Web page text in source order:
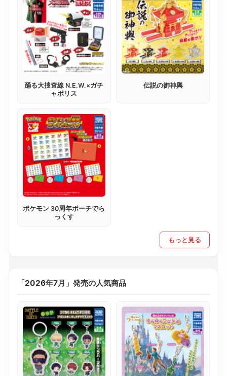
踊る大捜査線 N.E.W.×ガチ
ャポリス
伝説の御神輿
ポケモン 30周年ポーチでら
っくす
もっと見る
「2026年7月」発売の人気商品